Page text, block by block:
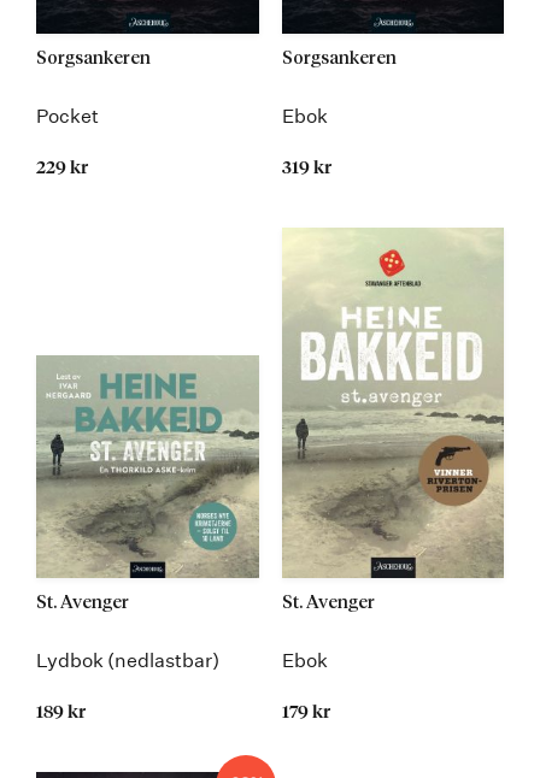
Sorgsankeren
Pocket
229 kr
Sorgsankeren
Ebok
319 kr
St. Avenger
Lydbok (nedlastbar)
189 kr
St. Avenger
Ebok
179 kr